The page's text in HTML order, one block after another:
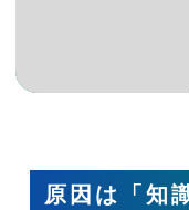
原因は「知